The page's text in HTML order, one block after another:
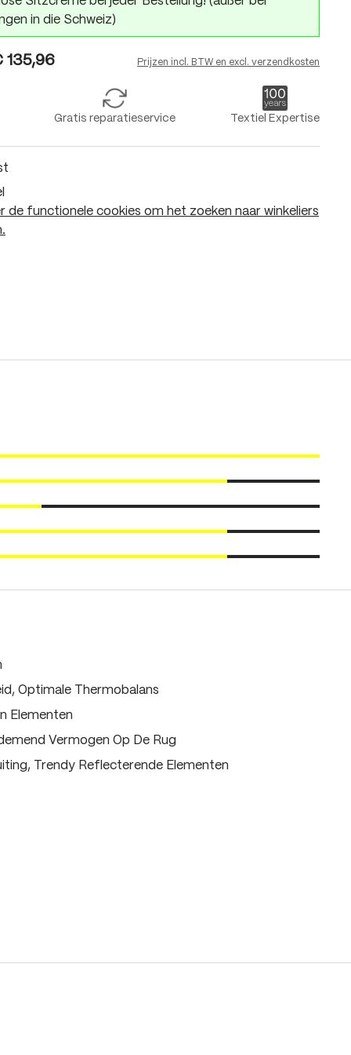
in die Schweiz)
135,96 Prijzen incl. BTW en excl. verzendkosten
Gratis reparatieservice Textiel Expertise
de functionele cookies om het zoeken naar winkeliers
Optimale Thermobalans
Elementen
Vermogen Op De Rug
Trendy Reflecterende Elementen